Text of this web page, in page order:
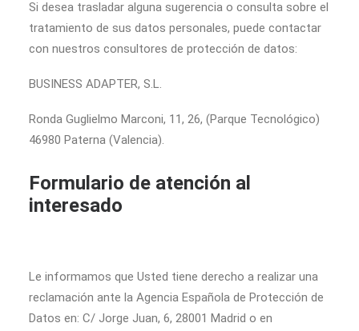
Si desea trasladar alguna sugerencia o consulta sobre el
tratamiento de sus datos personales, puede contactar
con nuestros consultores de protección de datos:
BUSINESS ADAPTER, S.L.
Ronda Guglielmo Marconi, 11, 26, (Parque Tecnológico)
46980 Paterna (Valencia).
Formulario de atención al
interesado
Le informamos que Usted tiene derecho a realizar una
reclamación ante la Agencia Española de Protección de
Datos en: C/ Jorge Juan, 6, 28001 Madrid o en